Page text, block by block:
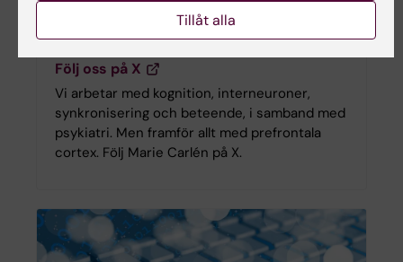
Sociala medier
Följ oss på X
Vi arbetar med kognition, interneuroner,
synkronisering och beteende, i samband med
psykiatri. Men framför allt med prefrontala
cortex. Följ Marie Carlén på X.
Tillåt alla